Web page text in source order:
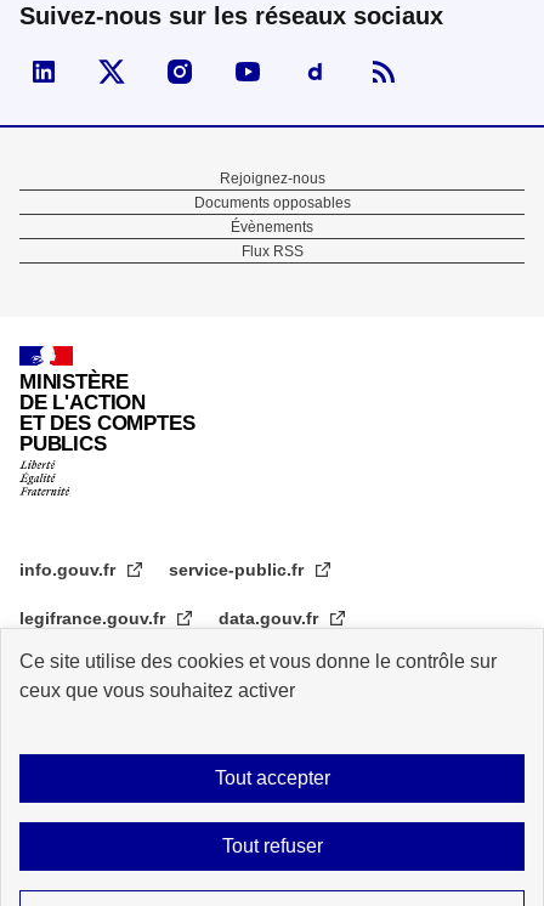
Ce site utilise des cookies et vous donne le contrôle sur
ceux que vous souhaitez activer
Tout accepter
Tout refuser
Suivez-nous sur les réseaux sociaux
Visiter la page Linked In de fonction publique
Visiter la page X de fonction publique
Visiter la page Instagram de fonction
Visiter la page You Tube de
Visiter la page
Pied
de
Rejoignez-nous
Documents opposables
Évènements
Flux RSS
MINISTÈRE
DE L'ACTION
ET DES COMPTES
PUBLICS
info.gouv.fr service-public.fr
legifrance.gouv.fr data.gouv.fr
transformation.gouv.fr
Archive Statistiques de consultation Logos Données personnelles
Gestion des cookies